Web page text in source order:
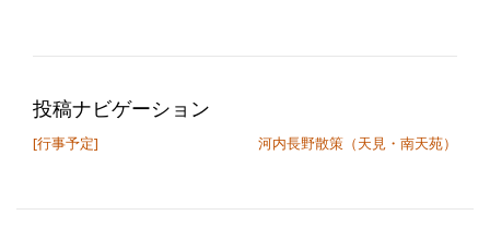
投稿ナビゲーション
[行事予定] 河内長野散策（天見・南天苑）